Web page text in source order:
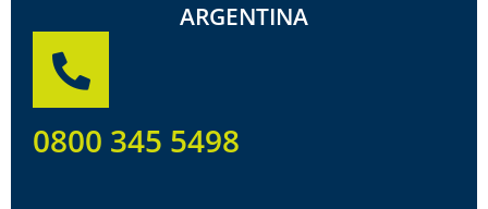
ARGENTINA
0800 345 5498